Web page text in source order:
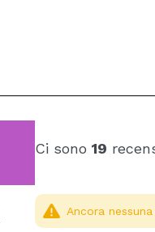
Ci sono 19
Ancora